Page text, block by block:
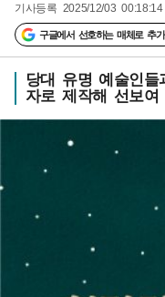
기사등록 2025/12/03 00:18:14
구글에서 선호하는 매체로 추가
당대 유명 예술인
자로 제작해 선보여